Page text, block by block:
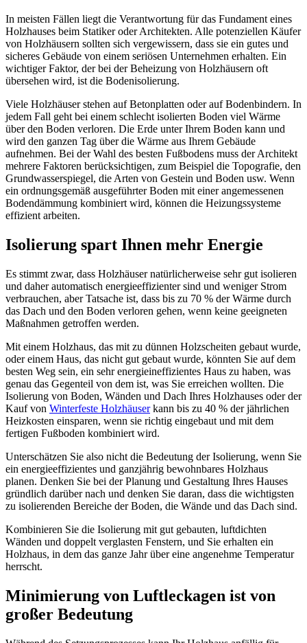
In meisten Fällen liegt die Verantwortung für das Fundament eines
Holzhauses beim Statiker oder Architekten. Alle potenziellen Käufer
von Holzhäusern sollten sich vergewissern, dass sie ein gutes und
sicheres Gebäude von einem seriösen Unternehmen erhalten. Ein
wichtiger Faktor, der bei der Beheizung von Holzhäusern oft
übersehen wird, ist die Bodenisolierung.
Viele Holzhäuser stehen auf Betonplatten oder auf Bodenbindern. In
jedem Fall geht bei einem schlecht isolierten Boden viel Wärme
über den Boden verloren. Die Erde unter Ihrem Boden kann und
wird den ganzen Tag über die Wärme aus Ihrem Gebäude
aufnehmen. Bei der Wahl des besten Fußbodens muss der Architekt
mehrere Faktoren berücksichtigen, zum Beispiel die Topografie, den
Grundwasserspiegel, die Arten von Gestein und Boden usw. Wenn
ein ordnungsgemäß ausgeführter Boden mit einer angemessenen
Bodendämmung kombiniert wird, können die Heizungssysteme
effizient arbeiten.
Isolierung spart Ihnen mehr Energie
Es stimmt zwar, dass Holzhäuser natürlicherweise sehr gut isolieren
und daher automatisch energieeffizienter sind und weniger Strom
verbrauchen, aber Tatsache ist, dass bis zu 70 % der Wärme durch
das Dach und den Boden verloren gehen, wenn keine geeigneten
Maßnahmen getroffen werden.
Mit einem Holzhaus, das mit zu dünnen Holzscheiten gebaut wurde,
oder einem Haus, das nicht gut gebaut wurde, könnten Sie auf dem
besten Weg sein, ein sehr energieineffizientes Haus zu haben, was
genau das Gegenteil von dem ist, was Sie erreichen wollten. Die
Isolierung von Boden, Wänden und Dach Ihres Holzhauses oder der
Kauf von Winterfeste Holzhäuserkann bis zu 40 % der jährlichen
Heizkosten einsparen, wenn sie richtig eingebaut und mit dem
fertigen Fußboden kombiniert wird.
Unterschätzen Sie also nicht die Bedeutung der Isolierung, wenn Sie
ein energieeffizientes und ganzjährig bewohnbares Holzhaus
planen. Denken Sie bei der Planung und Gestaltung Ihres Hauses
gründlich darüber nach und denken Sie daran, dass die wichtigsten
zu isolierenden Bereiche der Boden, die Wände und das Dach sind.
Kombinieren Sie die Isolierung mit gut gebauten, luftdichten
Wänden und doppelt verglasten Fenstern, und Sie erhalten ein
Holzhaus, in dem das ganze Jahr über eine angenehme Temperatur
herrscht.
Minimierung von Luftleckagen ist von
großer Bedeutung